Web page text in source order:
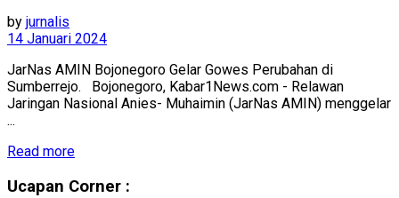
by jurnalis
14 Januari 2024
JarNas AMIN Bojonegoro Gelar Gowes Perubahan di
Sumberrejo. Bojonegoro, Kabar1News.com - Relawan
Jaringan Nasional Anies- Muhaimin (JarNas AMIN) menggelar
...
Read more
Ucapan Corner :